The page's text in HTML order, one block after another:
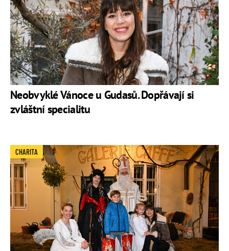
Neobvyklé Vánoce u Gudasů. Dopřávají si
zvláštní specialitu
CHARITA